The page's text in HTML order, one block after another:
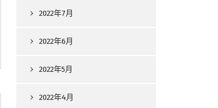
2022年7月
2022年6月
2022年5月
2022年4月